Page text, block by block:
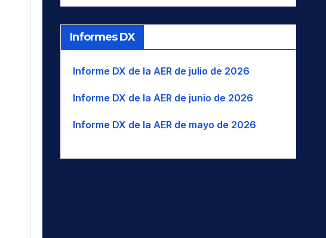
Informes DX
Informe DX de la AER de julio de 2026
Informe DX de la AER de junio de 2026
Informe DX de la AER de mayo de 2026